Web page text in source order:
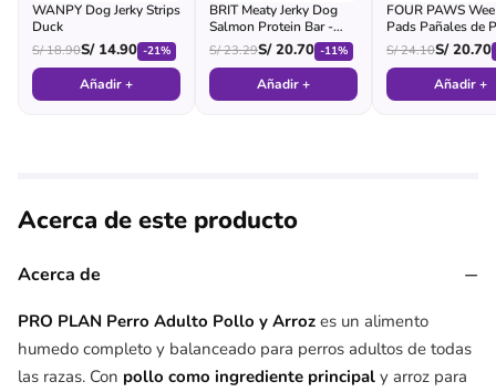
WANPY Dog Jerky Strips
Duck
S/18.90S/14.90 -21%
Añadir +
BRIT Meaty Jerky Dog
Salmon Protein Bar -
Pouch
S/23.29S/20.70 -11%
Añadir +
FOUR PAWS
Pads Pañales de
para Perro
S/24.10S/20.70
Añadir +
Acerca de este producto
Acerca de −
PRO PLAN Perro Adulto Pollo y Arroz es un alimento
humedo completo y balanceado para perros adultos de todas
las razas. Con pollo como ingrediente principal y arroz para